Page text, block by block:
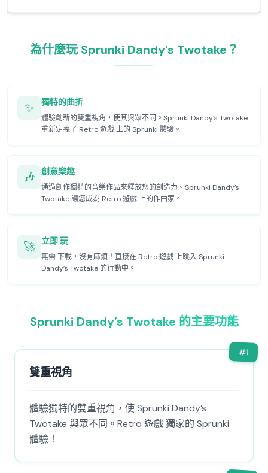
為什麼玩 Sprunki Dandy’s Twotake？
✨ 獨特的曲折
體驗創新的雙重視角，使其與眾不同。Sprunki Dandy’s Twotake
重新定義了 Retro 遊戲 上的 Sprunki 體驗。
🎶 創意樂趣
通過創作獨特的音樂作品來釋放您的創造力。Sprunki Dandy’s
Twotake 讓您成為 Retro 遊戲 上的作曲家。
🚀 立即 玩
無需 下載，沒有麻煩！直接在 Retro 遊戲 上跳入 Sprunki
Dandy’s Twotake 的行動中。
Sprunki Dandy’s Twotake 的主要功能
#1
雙重視角
體驗獨特的雙重視角，使 Sprunki Dandy’s
Twotake 與眾不同。Retro 遊戲 獨家的 Sprunki
體驗！